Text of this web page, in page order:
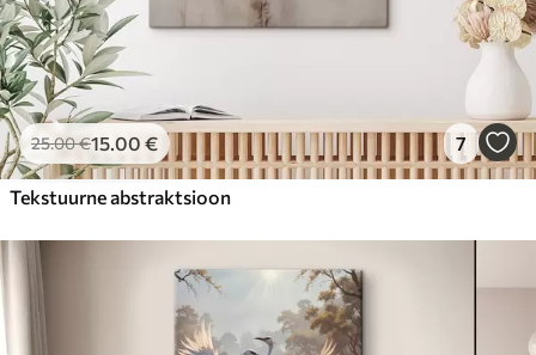
25.00€15.00 € 7
Tekstuurne abstraktsioon